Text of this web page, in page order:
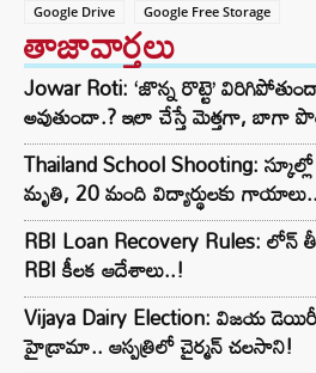
Google Drive
Google Free Storage
తాజావార్తలు
Jowar Roti: ‘జొన్న రొట్టె’
అవుతుందా.? ఇలా చేస్తే మెత్తగా, బాగా
Thailand School Shooting:
మృతి, 20 మంది విద్యార్థులకు గాయాలు..
RBI Loan Recovery Rules: లోన్
RBI కీలక ఆదేశాలు..!
Vijaya Dairy Election: విజయ
హైడ్రామా.. ఆస్పత్రిలో చైర్మన్ చలసాని!